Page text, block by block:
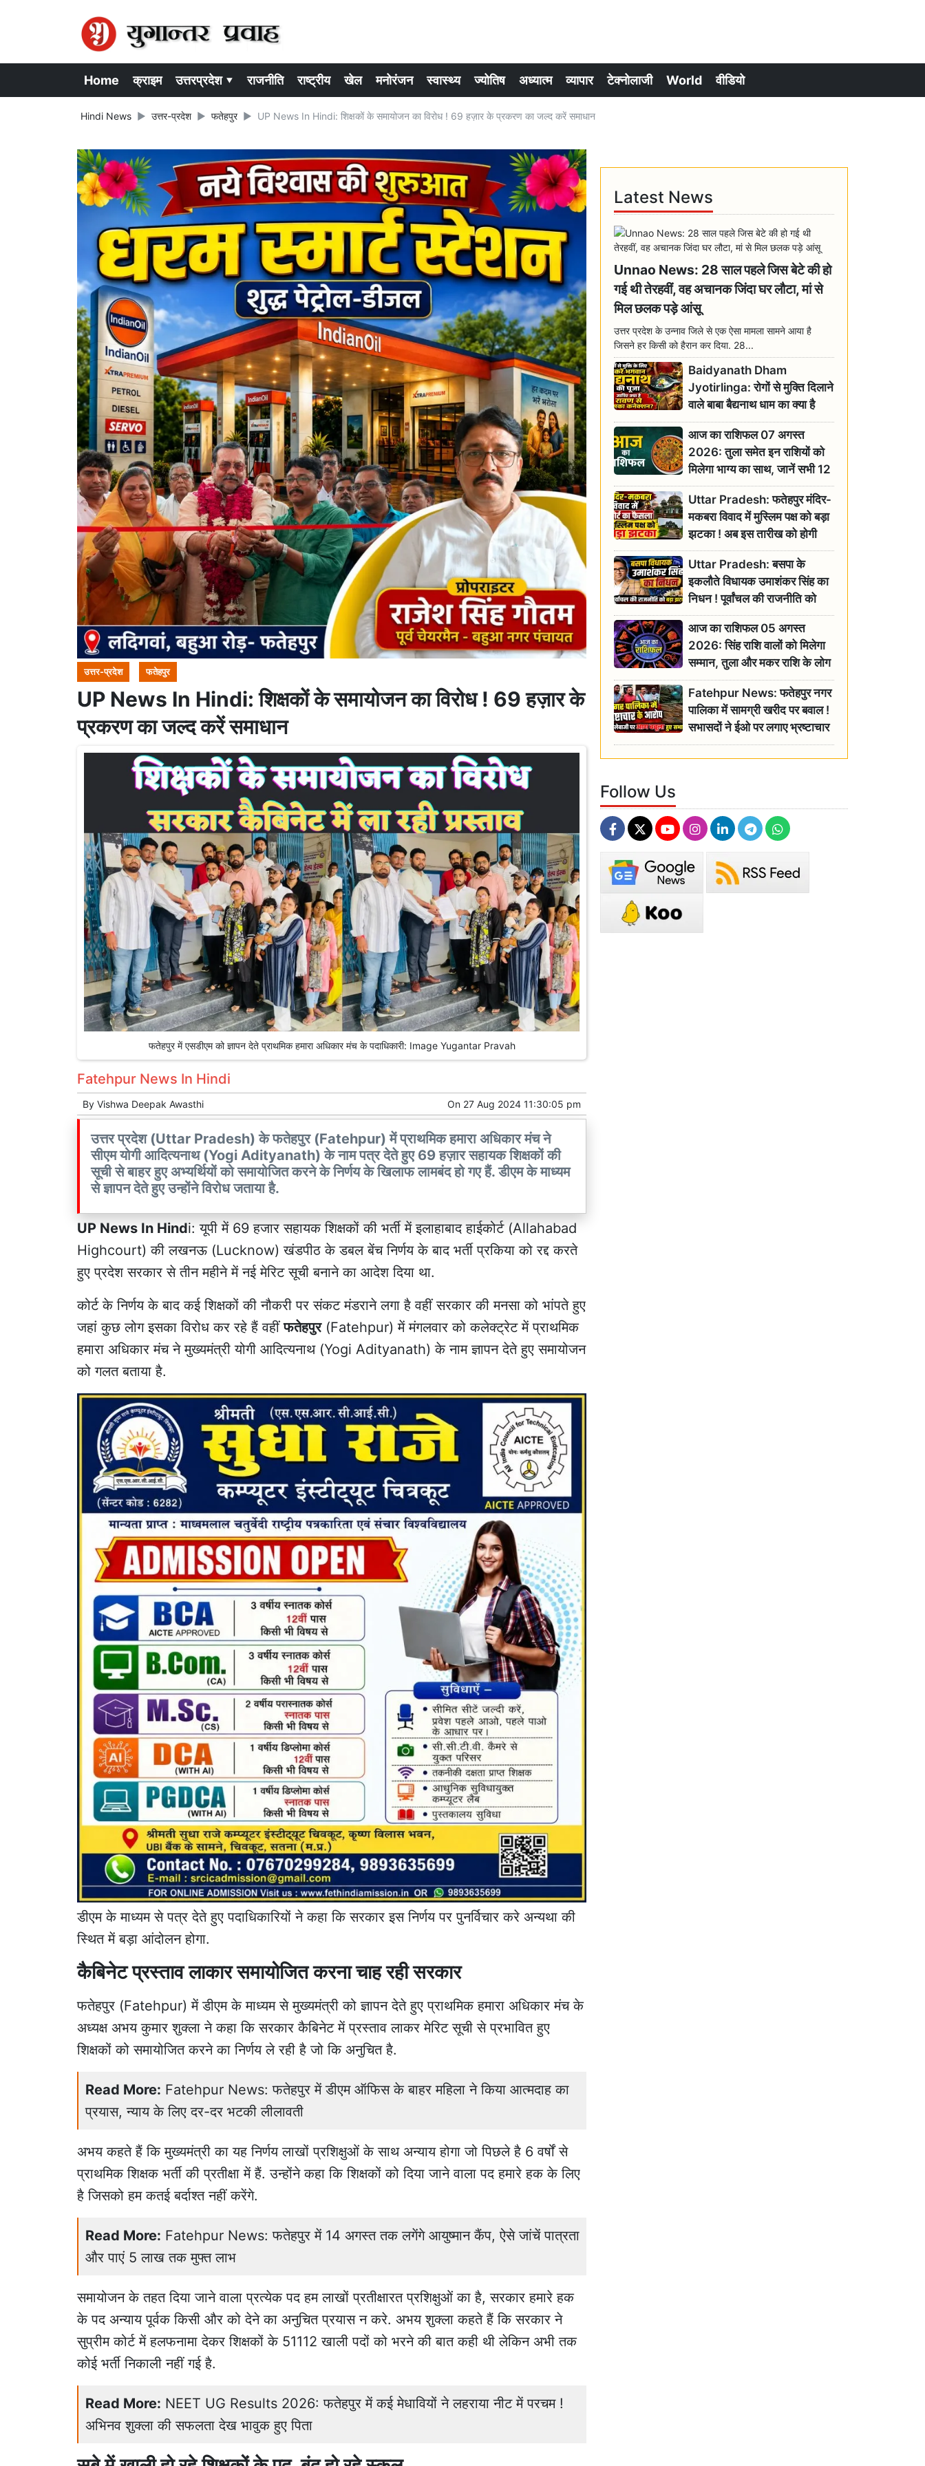
Home क्राइम उत्तरप्रदेश ▾ राजनीति राष्ट्रीय खेल मनोरंजन स्वास्थ्य ज्योतिष अध्यात्म व्यापार टेक्नोलाजी World वीडियो
Hindi News उत्तर-प्रदेश फतेहपुर UP News In Hindi: शिक्षकों के समायोजन का विरोध ! 69 हज़ार के प्रकरण का जल्द करें समाधान
उत्तर-प्रदेश फतेहपुर
UP News In Hindi: शिक्षकों के समायोजन का विरोध ! 69 हज़ार के
प्रकरण का जल्द करें समाधान
फतेहपुर में एसडीएम को ज्ञापन देते प्राथमिक हमारा अधिकार मंच के पदाधिकारी: Image Yugantar Pravah
Fatehpur News In Hindi
By Vishwa Deepak Awasthi On 27 Aug 2024 11:30:05 pm
उत्तर प्रदेश (Uttar Pradesh) के फतेहपुर (Fatehpur) में प्राथमिक हमारा अधिकार मंच ने
सीएम योगी आदित्यनाथ (Yogi Adityanath) के नाम पत्र देते हुए 69 हज़ार सहायक शिक्षकों की
सूची से बाहर हुए अभ्यर्थियों को समायोजित करने के निर्णय के खिलाफ लामबंद हो गए हैं. डीएम के माध्यम
से ज्ञापन देते हुए उन्होंने विरोध जताया है.
UP News In Hindi: यूपी में 69 हजार सहायक शिक्षकों की भर्ती में इलाहाबाद हाईकोर्ट (Allahabad
Highcourt) की लखनऊ (Lucknow) खंडपीठ के डबल बेंच निर्णय के बाद भर्ती प्रकिया को रद्द करते
हुए प्रदेश सरकार से तीन महीने में नई मेरिट सूची बनाने का आदेश दिया था.
कोर्ट के निर्णय के बाद कई शिक्षकों की नौकरी पर संकट मंडराने लगा है वहीं सरकार की मनसा को भांपते हुए
जहां कुछ लोग इसका विरोध कर रहे हैं वहींफतेहपुर(Fatehpur) में मंगलवार को कलेक्ट्रेट मेंप्राथमिक
हमारा अधिकार मंचने मुख्यमंत्री योगी आदित्यनाथ (Yogi Adityanath) के नाम ज्ञापन देते हुए समायोजन
को गलत बताया है.
डीएम के माध्यम से पत्र देते हुए पदाधिकारियों ने कहा कि सरकार इस निर्णय पर पुनर्विचार करे अन्यथा की
स्थित में बड़ा आंदोलन होगा.
कैबिनेट प्रस्ताव लाकार समायोजित करना चाह रही सरकार
फतेहपुर (Fatehpur) में डीएम के माध्यम से मुख्यमंत्री को ज्ञापन देते हुए प्राथमिक हमारा अधिकार मंच के
अध्यक्ष अभय कुमार शुक्ला ने कहा कि सरकार कैबिनेट में प्रस्ताव लाकर मेरिट सूची सेप्रभावित हुए
शिक्षकों को समायोजित करने का निर्णय ले रही है जो कि अनुचित है.
Read More: Fatehpur News: फतेहपुर में डीएम ऑफिस के बाहर महिला ने किया आत्मदाह का
प्रयास, न्याय के लिए दर-दर भटकी लीलावती
अभय कहते हैं कि मुख्यमंत्री का यह निर्णय लाखों प्रशिक्षुओं के साथ अन्याय होगा जो पिछले है 6 वर्षों से
प्राथमिकशिक्षकभर्ती की प्रतीक्षा में हैं. उन्होंने कहा कि शिक्षकों को दिया जाने वाला पद हमारे हक के लिए
है जिसको हम कतई बर्दाश्त नहीं करेंगे.
Read More: Fatehpur News: फतेहपुर में 14 अगस्त तक लगेंगे आयुष्मान कैंप, ऐसे जांचें पात्रता
और पाएं 5 लाख तक मुफ्त लाभ
समायोजन के तहत दिया जाने वाला प्रत्येक पद हम लाखों प्रतीक्षारत प्रशिक्षुओं का है, सरकार हमारे हक
के पद अन्याय पूर्वक किसी और को देने का अनुचित प्रयास न करे. अभय शुक्ला कहते हैं कि सरकार ने
सुप्रीम कोर्ट में हलफनामा देकर शिक्षकों के 51112 खाली पदों को भरने की बात कही थी लेकिन अभी तक
कोई भर्ती निकाली नहीं गई है.
Read More: NEET UG Results 2026: फतेहपुर में कई मेधावियों ने लहराया नीट में परचम !
अभिनव शुक्ला की सफलता देख भावुक हुए पिता
Latest News
Unnao News: 28 साल पहले जिस बेटे की हो
गई थी तेरहवीं, वह अचानक जिंदा घर लौटा, मां से
मिल छलक पड़े आंसू
उत्तर प्रदेश के उन्नाव जिले से एक ऐसा मामला सामने आया है
जिसने हर किसी को हैरान कर दिया. 28...
Baidyanath Dham
Jyotirlinga: रोगों से मुक्ति दिलाने
वाले बाबा बैद्यनाथ धाम का क्या है
रावण से संबंध? जानिए ज्योतिर्लिंग की
महिमा
आज का राशिफल 07 अगस्त
2026: तुला समेत इन राशियों को
मिलेगा भाग्य का साथ, जानें सभी 12
राशियों का दैनिक भाग्यफल
Uttar Pradesh: फतेहपुर मंदिर-
मकबरा विवाद में मुस्लिम पक्ष को बड़ा
झटका ! अब इस तारीख को होगी
सुनवाई
Uttar Pradesh: बसपा के
इकलौते विधायक उमाशंकर सिंह का
निधन ! पूर्वांचल की राजनीति को
बड़ा झटका, योगी ने जताया दुःख
आज का राशिफल 05 अगस्त
2026: सिंह राशि वालों को मिलेगा
सम्मान, तुला और मकर राशि के लोग
रहें सतर्क
Fatehpur News: फतेहपुर नगर
पालिका में सामग्री खरीद पर बवाल !
सभासदों ने ईओ पर लगाए भ्रष्टाचार
के गंभीर आरोप
Follow Us